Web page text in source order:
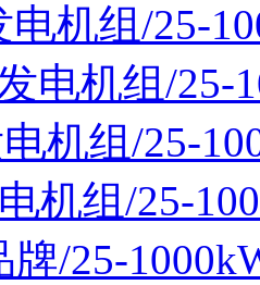
电机组/25-
电机组/25-
机组/25-
机组/25-
牌/25-